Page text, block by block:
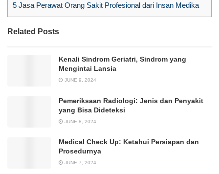
5 Jasa Perawat Orang Sakit Profesional dari Insan Medika
Related Posts
Kenali Sindrom Geriatri, Sindrom yang
Mengintai Lansia
JUNE 9, 2024
Pemeriksaan Radiologi: Jenis dan Penyakit
yang Bisa Dideteksi
JUNE 8, 2024
Medical Check Up: Ketahui Persiapan dan
Prosedurnya
JUNE 7, 2024